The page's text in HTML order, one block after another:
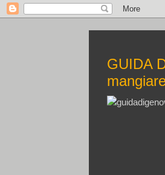
GUIDA